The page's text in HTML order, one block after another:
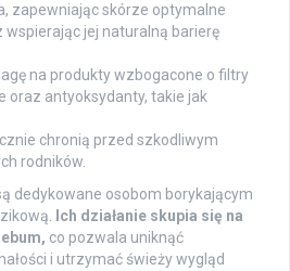
zapewniając skórze optymalne
wspierając jej naturalną barierę
na produkty wzbogacone o filtry
oraz antyoksydanty, takie jak
chronią przed szkodliwym
rodników.
dedykowane osobom borykającym
Ich działanie skupia się na
co pozwala uniknąć
i utrzymać świeży wygląd